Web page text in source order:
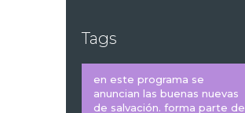
Tags
en este programa se
anuncian las buenas nuevas
de salvación. forma parte de